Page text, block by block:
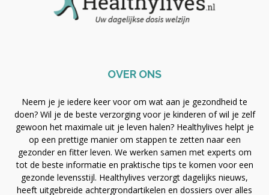
OVER ONS
Neem je je iedere keer voor om wat aan je gezondheid te
doen? Wil je de beste verzorging voor je kinderen of wil je zelf
gewoon het maximale uit je leven halen? Healthylives helpt je
op een prettige manier om stappen te zetten naar een
gezonder en fitter leven. We werken samen met experts om
tot de beste informatie en praktische tips te komen voor een
gezonde levensstijl. Healthylives verzorgt dagelijks nieuws,
heeft uitgebreide achtergrondartikelen en dossiers over alles